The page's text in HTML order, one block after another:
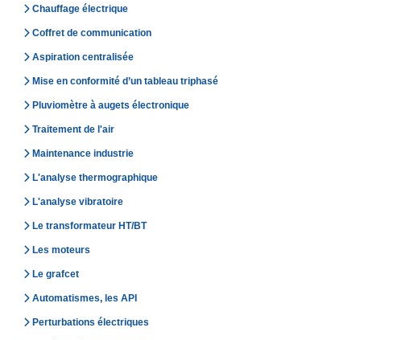
Chauffage électrique
Coffret de communication
Aspiration centralisée
Mise en conformité d’un tableau triphasé
Pluviomètre à augets électronique
Traitement de l'air
Maintenance industrie
L'analyse thermographique
L'analyse vibratoire
Le transformateur HT/BT
Les moteurs
Le grafcet
Automatismes, les API
Perturbations électriques